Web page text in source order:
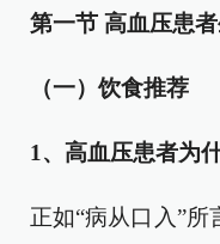
第一节 高血压患
（一）饮食推荐
1、高血压患者为
正如“病从口入”